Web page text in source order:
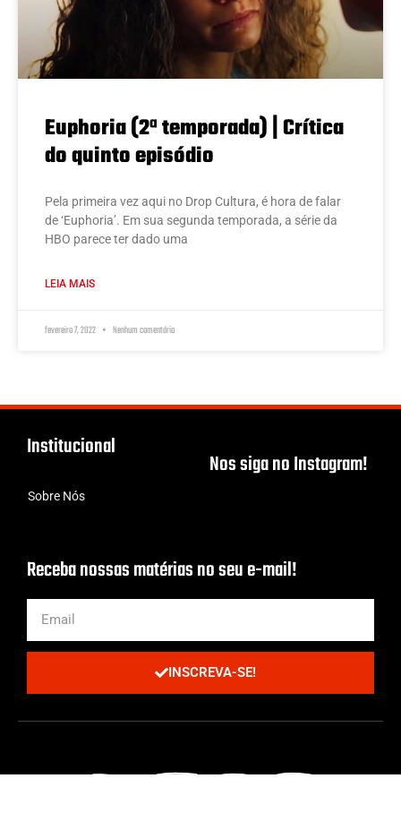
Euphoria (2ª temporada) | Crítica
do quinto episódio
Pela primeira vez aqui no Drop Cultura, é hora de falar
de ‘Euphoria’. Em sua segunda temporada, a série da
HBO parece ter dado uma
LEIA MAIS
fevereiro 7, 2022 Nenhum comentário
Institucional
Sobre Nós
Nos siga no Instagram!
Receba nossas matérias no seu e-mail!
INSCREVA-SE!